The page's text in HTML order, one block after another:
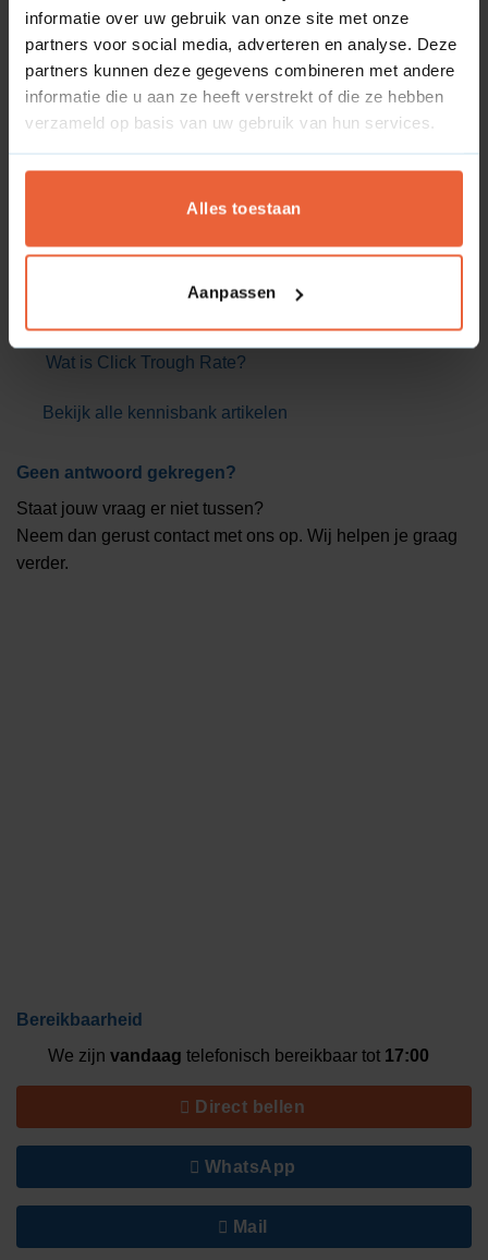
informatie over uw gebruik van onze site met onze
partners voor social media, adverteren en analyse. Deze
partners kunnen deze gegevens combineren met andere
informatie die u aan ze heeft verstrekt of die ze hebben
verzameld op basis van uw gebruik van hun services.
Alles toestaan
Aanpassen
Veelgestelde vragen
Wat is keyword difficulty?
Wat is crawl-delay?
Wat is een disallow richtlijn?
Wat is een opmerking in het robots.txt bestand?
Wat is een allow richtlijn?
Wat is een user-agent?
Wat is een wildcard?
Wat is Click Trough Rate?
Bekijk alle kennisbank artikelen
Geen antwoord gekregen?
Staat jouw vraag er niet tussen?
Neem dan gerust contact met ons op. Wij helpen je graag
verder.
Bereikbaarheid
We zijn vandaag telefonisch bereikbaar tot 17:00
Direct bellen
WhatsApp
Mail